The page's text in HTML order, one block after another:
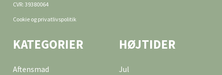
CVR: 39380064
Cookie og privatlivspolitik
KATEGORIER
Aftensmad
HØJTIDER
Jul